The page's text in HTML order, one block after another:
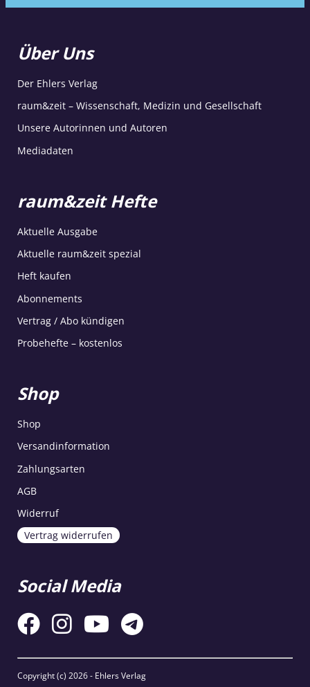
Über Uns
Der Ehlers Verlag
raum&zeit – Wissenschaft, Medizin und Gesellschaft
Unsere Autorinnen und Autoren
Mediadaten
raum&zeit Hefte
Aktuelle Ausgabe
Aktuelle raum&zeit spezial
Heft kaufen
Abonnements
Vertrag / Abo kündigen
Probehefte – kostenlos
Shop
Shop
Versandinformation
Zahlungsarten
AGB
Widerruf
Vertrag widerrufen
Social Media
Copyright (c) 2026 - Ehlers Verlag